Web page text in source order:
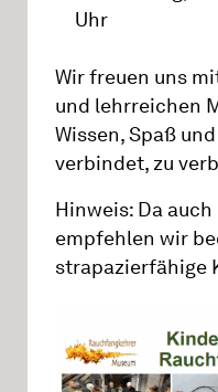
Uhr
Wir freuen uns
und lehrreichen
Wissen, Spaß
verbindet, zu
Hinweis: Da
empfehlen wir
strapazierfähige